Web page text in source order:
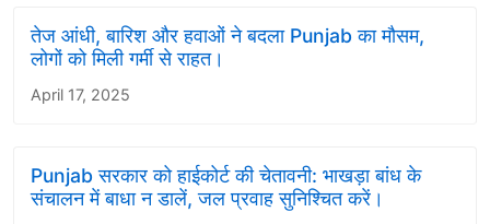
तेज आंधी, बारिश और हवाओं ने बदला Punjab का मौसम,
लोगों को मिली गर्मी से राहत।
April 17, 2025
Punjab सरकार को हाईकोर्ट की चेतावनी: भाखड़ा बांध के
संचालन में बाधा न डालें, जल प्रवाह सुनिश्चित करें।